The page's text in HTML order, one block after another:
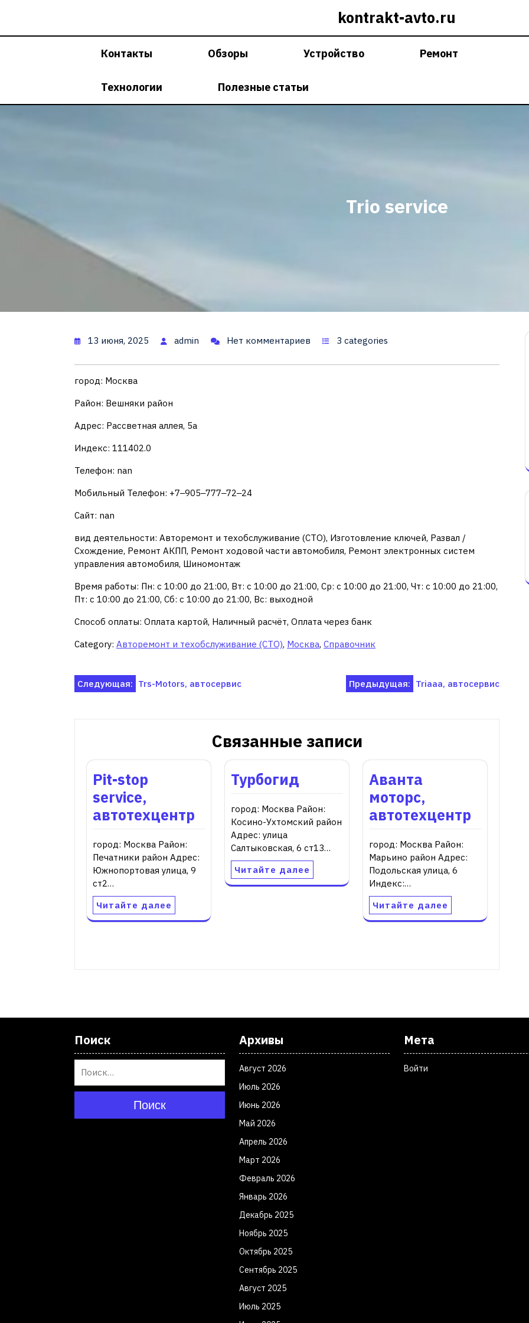
kontrakt-avto.ru
Контакты Обзоры Устройство Ремонт
Технологии Полезные статьи
Trio service
13 июня, 2025 admin Нет комментариев 3 categories
город: Москва
Район: Вешняки район
Адрес: Рассветная аллея, 5а
Индекс: 111402.0
Телефон: nan
Мобильный Телефон: +7‒905‒777‒72‒24
Сайт: nan
вид деятельности: Авторемонт и техобслуживание (СТО), Изготовление ключей, Развал /
Схождение, Ремонт АКПП, Ремонт ходовой части автомобиля, Ремонт электронных систем
управления автомобиля, Шиномонтаж
Время работы: Пн: с 10:00 до 21:00, Вт: с 10:00 до 21:00, Ср: с 10:00 до 21:00, Чт: с 10:00 до 21:00,
Пт: с 10:00 до 21:00, Сб: с 10:00 до 21:00, Вс: выходной
Способ оплаты: Оплата картой, Наличный расчёт, Оплата через банк
Category: Авторемонт и техобслуживание (СТО), Москва, Справочник
Навигация
Предыдущая: Triaaa, автосервис
Следующая: Trs-Motors, автосервис
Связанные записи
Pit-stop
service,
автотехцентр
город: Москва Район:
Печатники район Адрес:
Южнопортовая улица, 9
ст2…
Читайте далее
Турбогид
город: Москва Район:
Косино-Ухтомский район
Адрес: улица
Салтыковская, 6 ст13…
Читайте далее
Аванта
моторс,
автотехцентр
город: Москва Район:
Марьино район Адрес:
Подольская улица, 6
Индекс:…
Читайте далее
Поиск
Поиск
Архивы
Август 2026
Июль 2026
Июнь 2026
Май 2026
Апрель 2026
Март 2026
Февраль 2026
Январь 2026
Декабрь 2025
Ноябрь 2025
Октябрь 2025
Сентябрь 2025
Август 2025
Июль 2025
Мета
Войти